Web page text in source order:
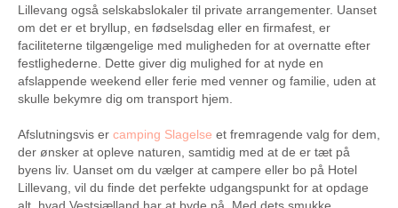
Lillevang også selskabslokaler til private arrangementer. Uanset
om det er et bryllup, en fødselsdag eller en firmafest, er
faciliteterne tilgængelige med muligheden for at overnatte efter
festlighederne. Dette giver dig mulighed for at nyde en
afslappende weekend eller ferie med venner og familie, uden at
skulle bekymre dig om transport hjem.
Afslutningsvis er camping Slagelse et fremragende valg for dem,
der ønsker at opleve naturen, samtidig med at de er tæt på
byens liv. Uanset om du vælger at campere eller bo på Hotel
Lillevang, vil du finde det perfekte udgangspunkt for at opdage